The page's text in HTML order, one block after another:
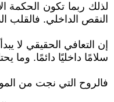
لذلك ربما تكون الحكمة
النقص الداخلي. فالقلب
إن التعافي الحقيقي لا
سلامًا داخليًا دائمًا.
فالروح التي نجت من